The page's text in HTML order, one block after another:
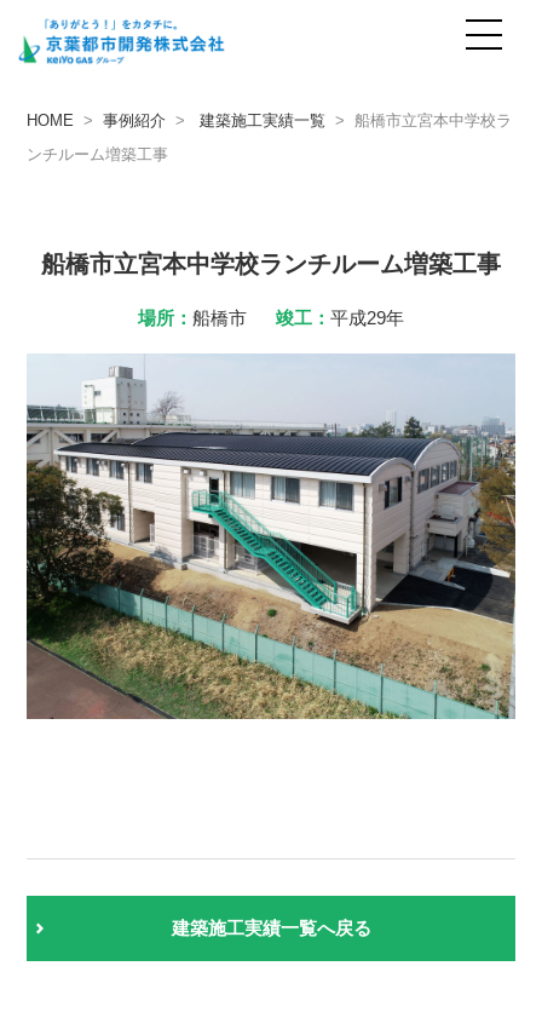
事例紹介
HOME >事例紹介 >建築施工実績一覧 > 船橋市立宮本中学校ラ
ンチルーム増築工事
船橋市立宮本中学校ランチルーム増築工事
場所： 船橋市 竣工： 平成29年
建築施工実績一覧へ戻る